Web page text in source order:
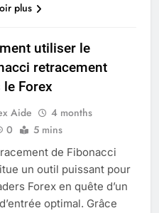
plus
utiliser le
retracement
le Forex
Aide
4 months
0 5 mins
de Fibonacci
un outil puissant pour
Forex en quête d’un
optimal. Grâce